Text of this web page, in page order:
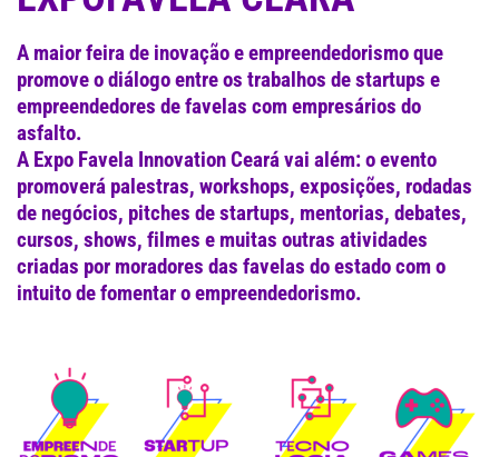
A maior feira de inovação e empreendedorismo que
promove o diálogo entre os trabalhos de startups e
empreendedores de favelas com empresários do
asfalto.
A Expo Favela Innovation Ceará vai além: o evento
promoverá palestras, workshops, exposições, rodadas
de negócios, pitches de startups, mentorias, debates,
cursos, shows, filmes e muitas outras atividades
criadas por moradores das favelas do estado com o
intuito de fomentar o empreendedorismo.